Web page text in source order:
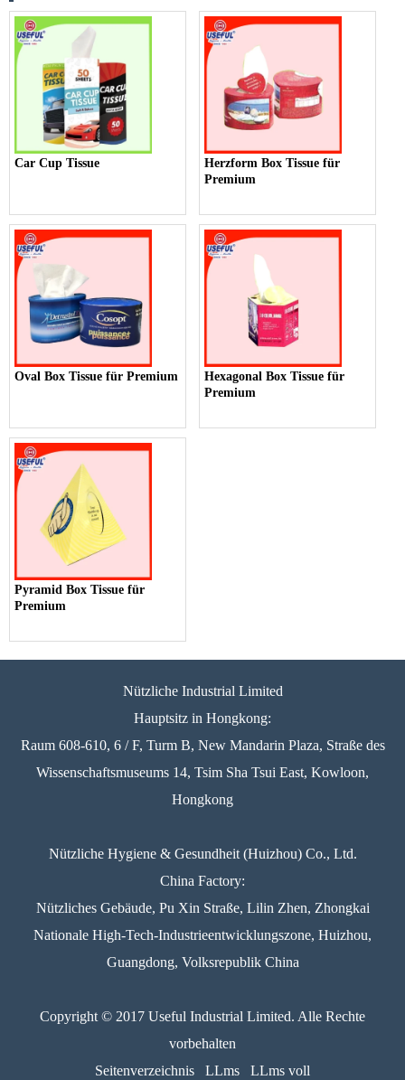
Car Cup Tissue
Herzform Box Tissue für
Premium
Oval Box Tissue für Premium
Hexagonal Box Tissue für
Premium
Pyramid Box Tissue für
Premium
Nützliche Industrial Limited
Hauptsitz in Hongkong:
Raum 608-610, 6 / F, Turm B, New Mandarin Plaza, Straße des
Wissenschaftsmuseums 14, Tsim Sha Tsui East, Kowloon,
Hongkong
Nützliche Hygiene & Gesundheit (Huizhou) Co., Ltd.
China Factory:
Nützliches Gebäude, Pu Xin Straße, Lilin Zhen, Zhongkai
Nationale High-Tech-Industrieentwicklungszone, Huizhou,
Guangdong, Volksrepublik China
Copyright © 2017 Useful Industrial Limited. Alle Rechte
vorbehalten
Seitenverzeichnis
LLms LLms voll